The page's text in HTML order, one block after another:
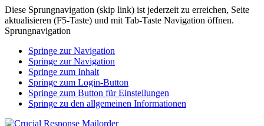
Diese Sprungnavigation (skip link) ist jederzeit zu erreichen, Seite
aktualisieren (F5-Taste) und mit Tab-Taste Navigation öffnen.
Sprungnavigation
Springe zur Navigation
Springe zur Navigation
Springe zum Inhalt
Springe zum Login-Button
Springe zum Button für Einstellungen
Springe zu den allgemeinen Informationen